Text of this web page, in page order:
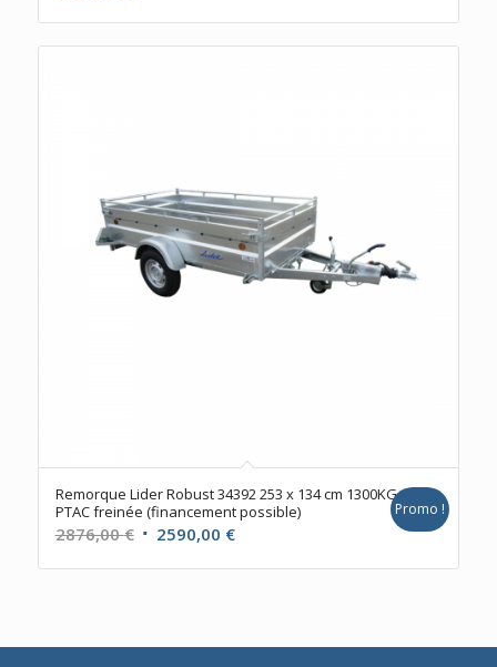
Remorque Lider Robust 34392 253 x 134 cm 1300KG
PTAC freinée (financement possible)
2876,00€ Le 2590,00 €Le
Promo !